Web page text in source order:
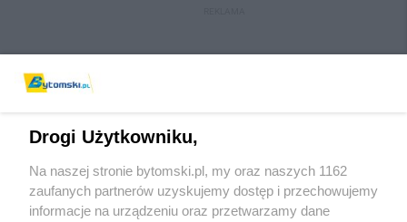
Wydawca mediów lokalnych
Drogi Użytkowniku,
Na naszej stronie bytomski.pl, my oraz naszych 1162
zaufanych partnerów uzyskujemy dostęp i przechowujemy
informacje na urządzeniu oraz przetwarzamy dane